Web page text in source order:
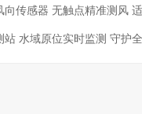
向传感器 无触点精准测风
站 水域原位实时监测 守护